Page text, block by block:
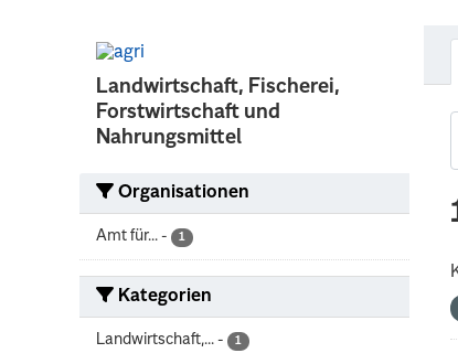
Landwirtschaft, Fischerei,
Forstwirtschaft und
Nahrungsmittel
Organisationen
Amt für... - 1
Kategorien
Landwirtschaft,... - 1